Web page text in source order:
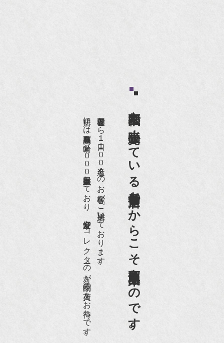
京都祇園で小売販売している
老舗骨董店だからこそ高価買取出来るのです。
世界各国から１日１００名近くのお客様がご来店頂いております。
店頭には買取商品を常時２０００点以上展示販売しており、
愛好家やコレクターの方が品物の入荷をお待ちです。